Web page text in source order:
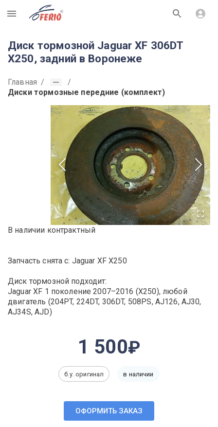
R
Диск тормозной Jaguar XF 306DT
X250, задний в Воронеже
Главная /
/
Диски тормозные передние (комплект)
В наличии контрактный
Запчасть снята с: Jaguar XF X250
Диск тормозной подходит:
Jaguar XF 1 поколение 2007–2016 (X250), любой
двигатель (204PT, 224DT, 306DT, 508PS, AJ126, AJ30,
AJ34S, AJD)
1 500
б.у. оригинал в наличии
ОФОРМИТЬ ЗАКАЗ